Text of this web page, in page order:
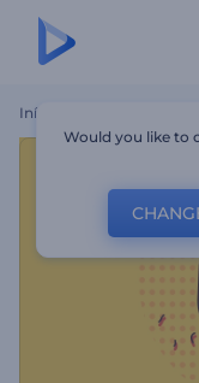
Início
Would you like to